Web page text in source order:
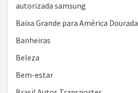
autorizada samsung
Baixa Grande para América Dourada
Banheiras
Beleza
Bem-estar